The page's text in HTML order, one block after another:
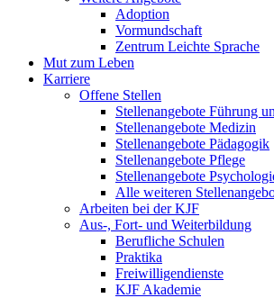
Adoption
Vormundschaft
Zentrum Leichte Sprache
Mut zum Leben
Karriere
Offene Stellen
Stellenangebote Führung
Stellenangebote Medizin
Stellenangebote Pädagogik
Stellenangebote Pflege
Stellenangebote
Alle weiteren
Arbeiten bei der KJF
Aus-, Fort- und Weiterbildung
Berufliche Schulen
Praktika
Freiwilligendienste
KJF Akademie